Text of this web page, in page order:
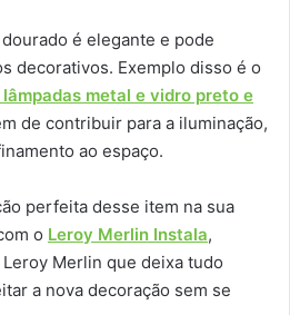
é elegante e pode
decorativos. Exemplo disso é o
metal e vidro preto e
de contribuir para a iluminação,
ao espaço.
perfeita desse item na sua
o Leroy Merlin Instala,
Merlin que deixa tudo
a nova decoração sem se